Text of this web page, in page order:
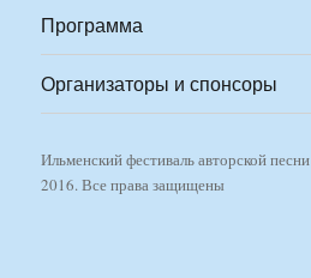
Программа
Организаторы и спонсоры
Ильменский фестиваль авторской песни
2016. Все права защищены